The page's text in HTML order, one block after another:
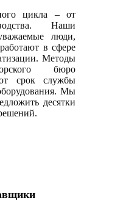
цикла – от
Наши
люди,
в сфере
Методы
бюро
срок службы
Мы
десятки